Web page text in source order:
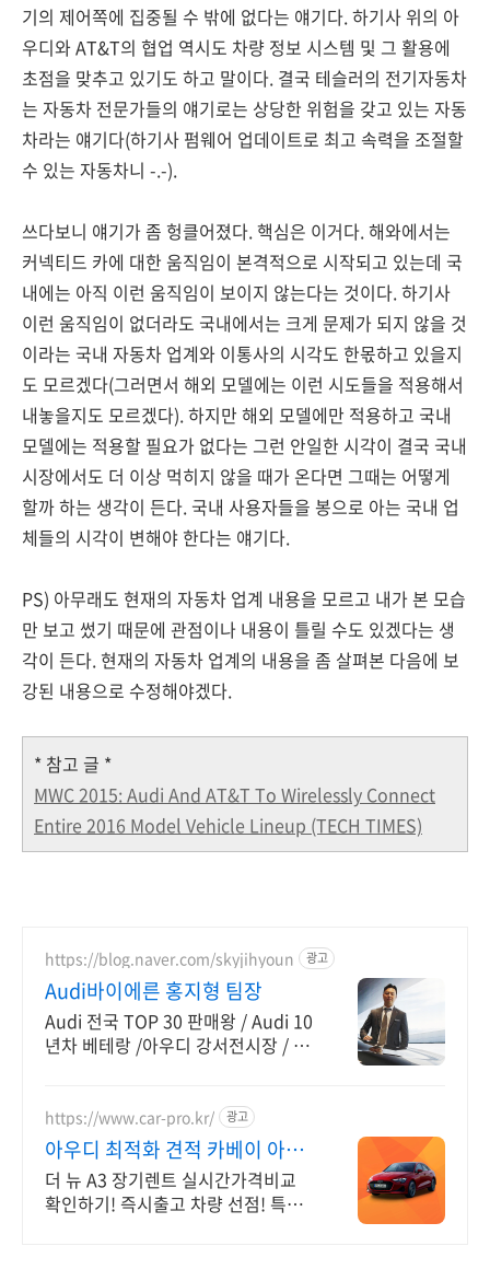
기의 제어쪽에 집중될 수 밖에 없다는 얘기다. 하기사 위의 아
우디와 AT&T의 협업 역시도 차량 정보 시스템 및 그 활용에
초점을 맞추고 있기도 하고 말이다. 결국 테슬러의 전기자동차
는 자동차 전문가들의 얘기로는 상당한 위험을 갖고 있는 자동
차라는 얘기다(하기사 펌웨어 업데이트로 최고 속력을 조절할
수 있는 자동차니 -.-).
쓰다보니 얘기가 좀 헝클어졌다. 핵심은 이거다. 해와에서는
커넥티드 카에 대한 움직임이 본격적으로 시작되고 있는데 국
내에는 아직 이런 움직임이 보이지 않는다는 것이다. 하기사
이런 움직임이 없더라도 국내에서는 크게 문제가 되지 않을 것
이라는 국내 자동차 업계와 이통사의 시각도 한몫하고 있을지
도 모르겠다(그러면서 해외 모델에는 이런 시도들을 적용해서
내놓을지도 모르겠다). 하지만 해외 모델에만 적용하고 국내
모델에는 적용할 필요가 없다는 그런 안일한 시각이 결국 국내
시장에서도 더 이상 먹히지 않을 때가 온다면 그때는 어떻게
할까 하는 생각이 든다. 국내 사용자들을 봉으로 아는 국내 업
체들의 시각이 변해야 한다는 얘기다.
PS) 아무래도 현재의 자동차 업계 내용을 모르고 내가 본 모습
만 보고 썼기 때문에 관점이나 내용이 틀릴 수도 있겠다는 생
각이 든다. 현재의 자동차 업계의 내용을 좀 살펴본 다음에 보
강된 내용으로 수정해야겠다.
* 참고 글 *
MWC 2015: Audi And AT&T To Wirelessly Connect
Entire 2016 Model Vehicle Lineup (TECH TIMES)
https://blog.naver.com/skyjihyoun 광고
Audi바이에른 홍지형 팀장
Audi 전국 TOP 30 판매왕 / Audi 10
년차 베테랑 /아우디 강서전시장 / 아
https://www.car-pro.kr/ 광고
아우디 최적화 견적 카베이 아우
디 특가차량 무료견적
더 뉴 A3 장기렌트 실시간가격비교
확인하기! 즉시출고 차량 선점! 특가